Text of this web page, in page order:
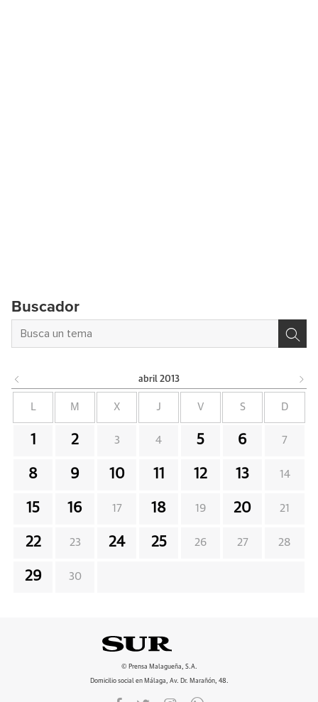
Buscador
abril 2013
L M X J V S D
1 2 3 4 5 6 7
8 9 10 11 12 13 14
15 16 17 18 19 20 21
22 23 24 25 26 27 28
29 30
© Prensa Malagueña, S.A.
Domicilio social en Málaga, Av. Dr. Marañón, 48.